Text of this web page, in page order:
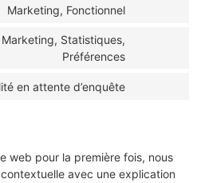
Marketing, Fonctionnel
Statistiques,
Préférences
en attente d’enquête
web pour la première fois, nous
avec une explication